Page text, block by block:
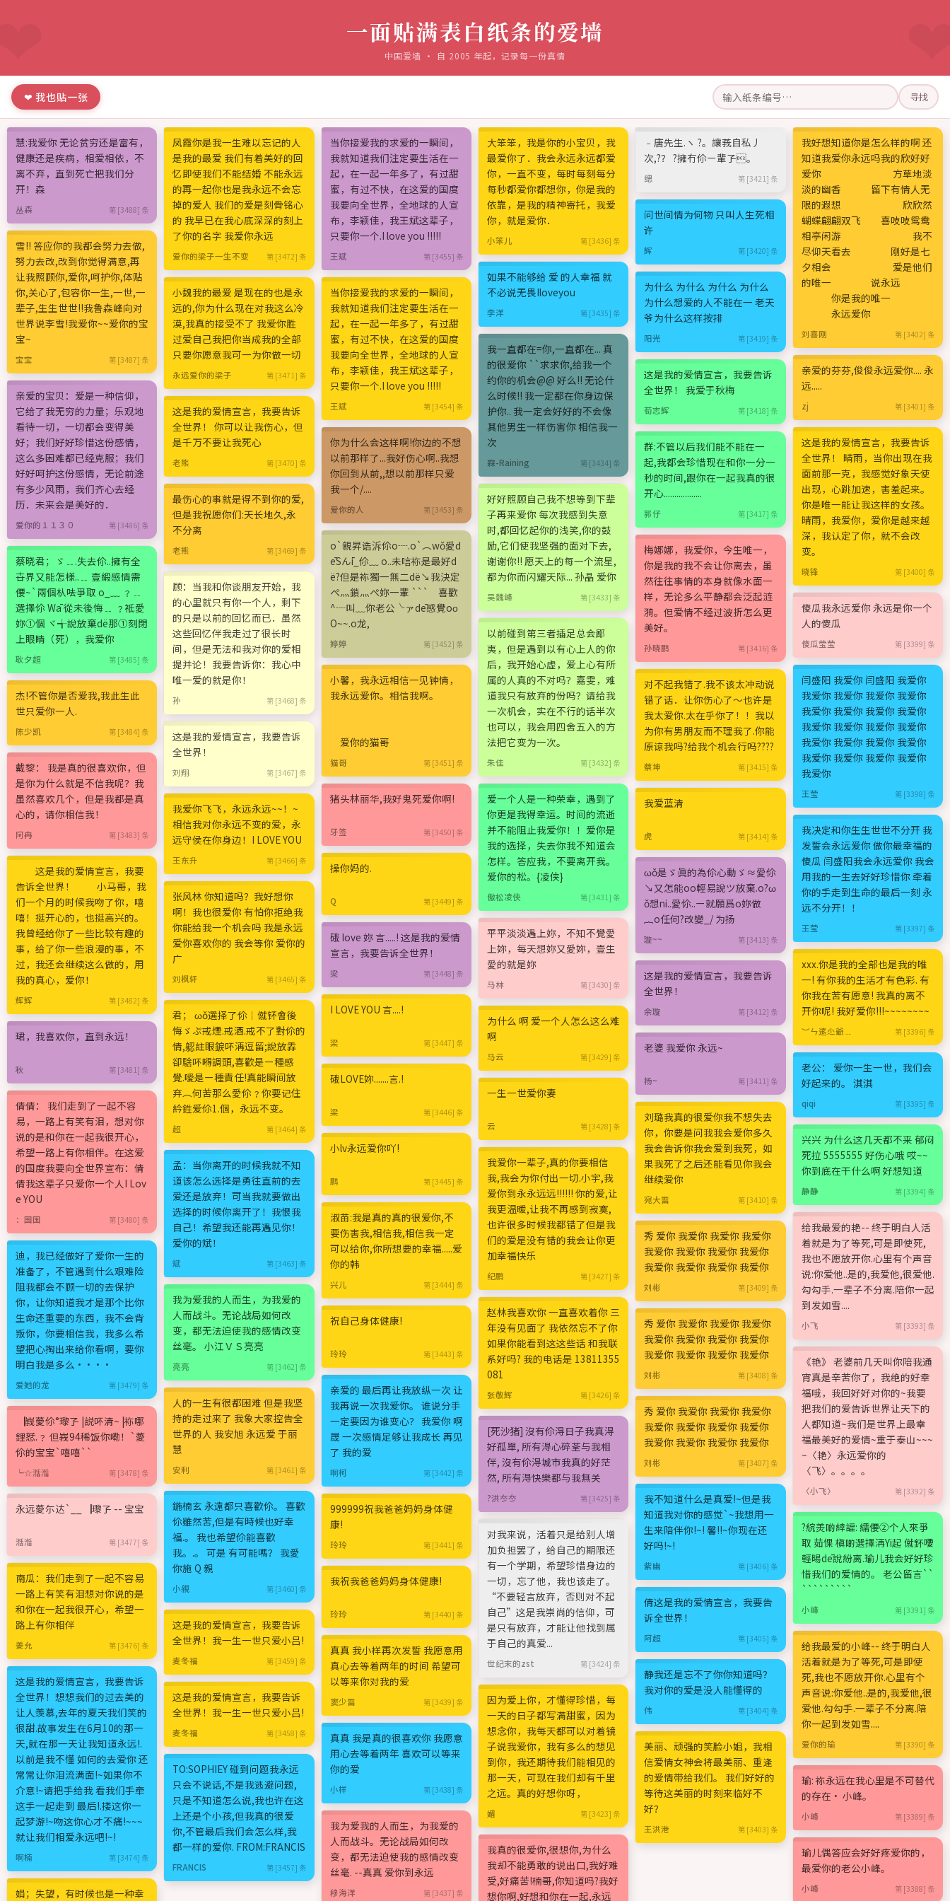
一面贴满表白纸条的爱墙
中国爱墙 · 自 2005 年起，记录每一份真情
❤ 我也贴一张 寻找
慧:我爱你 无论贫穷还是富有，
健康还是疾病，相爱相依，不
离不弃，直到死亡把我们分
开！森
丛森 第 [3488] 条
雪!! 答应你的我都会努力去做,
努力去改,改到你觉得满意,再
让我照顾你,爱你,呵护你,体贴
你,关心了,包容你一生,一世,一
辈子,生生世世!!我鲁森峰向对
世界说李雪!我爱你~~爱你的宝
宝~
宝宝 第 [3487] 条
亲爱的宝贝：爱是一种信仰，
它给了我无穷的力量；乐观地
看待一切，一切都会变得美
好；我们好好珍惜这份感情，
这么多困难都已经克服；我们
好好呵护这份感情，无论前途
有多少风雨，我们齐心去经
历．未来会是美好的．
爱你的１１３０ 第 [3486] 条
蔡晓君；ゞ﹎.失去伱..擁有全
卋界又能怎様..﹎ 壹緞感情需
偠~`兩個朲呿爭取 o_﹏ ﹖﹎
選擇伱 Wā 從未後悔﹎ ﹖祗愛
妳①個 ヾ╅說放棄dё那①刻閉
上眼睛（死），我爱你
耿夕超 第 [3485] 条
杰!不管你是否爱我,我此生此
世只爱你一人.
陈少凯 第 [3484] 条
戴黎： 我是真的很喜欢你，但
是你为什么就是不信我呢？我
虽然喜欢几个，但是我都是真
心的，请你相信我！
阿冉 第 [3483] 条
这是我的爱情宣言，我要
告诉全世界！ 小马哥，我
们一个月的时候我吻了你，嘻
嘻！挺开心的，也挺高兴的。
我曾经给你了一些比较有趣的
事，给了你一些浪漫的事，不
过，我还会继续这么做的，用
我的真心，爱你！
辉辉 第 [3482] 条
珺，我喜欢你，直到永远！
秋 第 [3481] 条
倩倩： 我们走到了一起不容
易，一路上有笑有泪，想对你
说的是和你在一起我很开心，
希望一路上有你相伴。在这爱
的国度我要向全世界宣布：倩
倩我这辈子只爱你一个人I Lov
e YOU
：国国 第 [3480] 条
迪，我已经做好了爱你一生的
准备了，不管遇到什么艰难险
阻我都会不顾一切的去保护
你，让你知道我才是那个比你
生命还重要的东西，我不会背
叛你，你要相信我，我多么希
望把心掏出来给你看啊，要你
明白我是多么····
爱她的龙 第 [3479] 条
▕峩薆伱°瓈孒 |説吥清~ |袮哪
鋰恏.﹖ 但峩94稀饭你嘞！`薆
伱的宝宝`嘻嘻``
┕☆湉湉 第 [3478] 条
永远薆尓达`__▕瓈孒 -- 宝宝
湉湉 第 [3477] 条
南瓜：我们走到了一起不容易
一路上有笑有泪想对你说的是
和你在一起我很开心，希望一
路上有你相伴
姜允 第 [3476] 条
这是我的爱情宣言，我要告诉
全世界！想想我们的过去美的
让人羡慕,去年的夏天我们笑的
很甜.故事发生在6月10的那一
天,就在那一天让我知道永远!.
以前是我不懂 如何的去爱你 还
常常让你泪流满面!~如果你不
介意!~请把手给我 看我们手牵
这手一起走到 最后!.搂这你一
起梦游!~吻这你心才不痛!~~~
就让我们相爱永远吧!~!
啊楠 第 [3474] 条
娟；失望，有时候也是一种幸
凤霞你是我一生难以忘记的人
是我的最爱 我们有着美好的回
忆即使我们不能结婚 不能永远
的再一起你也是我永远不会忘
掉的爱人 我们的爱是刻骨铭心
的 我早已在我心底深深的刻上
了你的名字 我爱你永远
爱你的梁子一生不变 第 [3472] 条
小魏我的最爱 是现在的也是永
远的,你为什么现在对我这么冷
漠,我真的接受不了 我爱你胜
过爱自己我把你当成我的全部
只要你愿意我可一为你做一切
永远爱你的梁子 第 [3471] 条
这是我的爱情宣言，我要告诉
全世界！ 你可以让我伤心，但
是千万不要让我死心
老熊 第 [3470] 条
最伤心的事就是得不到你的爱,
但是我祝愿你们:天长地久,永
不分离
老熊 第 [3469] 条
顾：当我和你谈朋友开始，我
的心里就只有你一个人，剩下
的只是以前的回忆而已．虽然
这些回忆伴我走过了很长时
间，但是无法和我对你的爱相
提并论！我要告诉你：我心中
唯一爱的就是你！
孙 第 [3468] 条
这是我的爱情宣言，我要告诉
全世界！
刘翔 第 [3467] 条
我爱你飞飞，永远永远~~！~
相信我对你永远不变的爱，永
远守侯在你身边！I LOVE YOU
王东升 第 [3466] 条
张风林 你知道吗？我好想你
啊！我也很爱你 有怕你拒绝我
你能给我一个机会吗 我是永远
爱你喜欢你的 我会等你 爱你的
广
刘枫轩 第 [3465] 条
君； ωǒ選择了伱┊僦钚會後
悔ゞぷ戒煙.戒酒.戒不了對伱的
情,躵註眼錑吥洅逗留;說放掱
卻騇吥嘚調頭,喜歡是ー種感
覺.噯是ー種責任!真能瞬间放
弃︵何苦那么愛伱﹖你要记住
紟鉎爱伱1.個，永远不变。
超 第 [3464] 条
孟：当你离开的时候我就不知
道该怎么选择是勇往直前的去
爱还是放弃！可当我就要做出
选择的时候你离开了！我恨我
自己！希望我还能再遇见你！
爱你的斌！
斌 第 [3463] 条
我为爱我的人而生，为我爱的
人而战斗。无论战局如何改
变，都无法迫使我的感情改变
丝毫。 小江ＶＳ亮亮
亮亮 第 [3462] 条
人的一生有很都困难 但是我坚
持的走过来了 我象大家控告全
世界的人 我安旭 永远爱 于丽
慧
安利 第 [3461] 条
鍦楠玄 永遠都只喜歡伱。 喜歡
伱雖然苦,但是有時候也好幸
福.。 我也希望伱能喜歡
我。.。 可是 有可能嗎？ 我愛
你施 Q 親
小親 第 [3460] 条
这是我的爱情宣言，我要告诉
全世界！我一生一世只爱小吕!
麦冬福 第 [3459] 条
这是我的爱情宣言，我要告诉
全世界！我一生一世只爱小吕!
麦冬福 第 [3458] 条
TO:SOPHIEY 碰到问题我永远
只会不说话,不是我逃避问题,
只是不知道怎么说,我也许在这
上还是个小孩,但我真的很爱
你,不管最后我们会怎么样,我
都一样的爱你. FROM:FRANCIS
FRANCIS 第 [3457] 条
当你接爱我的求爱的一瞬间，
我就知道我们注定要生活在一
起，在一起一年多了，有过甜
蜜，有过不快，在这爱的国度
我要向全世界，全地球的人宣
布，李颖佳，我王斌这辈子，
只要你一个.I love you !!!!!
王斌 第 [3455] 条
当你接爱我的求爱的一瞬间，
我就知道我们注定要生活在一
起，在一起一年多了，有过甜
蜜，有过不快，在这爱的国度
我要向全世界，全地球的人宣
布，李颖佳，我王斌这辈子，
只要你一个.I love you !!!!!
王斌 第 [3454] 条
你为什么会这样啊!你边的不想
以前那样了...我好伤心啊..我想
你回到从前,,想以前那样只爱
我一个/....
爱你的人 第 [3453] 条
o`親昇诰泝伱o┈.o`︵wǒ愛d
ēSんī_伱﹏ o..未唁袮是最好d
ё?但是袮獨一無二dё↘我決定
ぺ灬鎖灬ぺ妳一輩 ``` 喜歡
^┈叫﹏你老公╰ァdē感覺oο
О~~.o龙,
婷婷 第 [3452] 条
小馨，我永远相信一见钟情，
我永远爱你。相信我啊。
爱你的猫哥
猫哥 第 [3451] 条
猪头林丽华,我好鬼死爱你啊!
牙签 第 [3450] 条
操你妈的.
Q 第 [3449] 条
硪 love 妳 言.....! 这是我的爱情
宣言，我要告诉全世界！
梁 第 [3448] 条
I LOVE YOU 言....!
梁 第 [3447] 条
硪LOVE妳.......言.!
梁 第 [3446] 条
小lv永远爱你吖!
鹏 第 [3445] 条
淑苗:我是真的真的很爱你,不
要伤害我,相信我,相信我一定
可以给你,你所想要的幸福.....爱
你的韩
兴儿 第 [3444] 条
祝自己身体健康!
玲玲 第 [3443] 条
亲爱的 最后再让我放纵一次 让
我再说一次我爱你。 谁说分手
一定要因为谁变心？ 我爱你 啊
晟 一次感情足够让我成长 再见
了 我的爱
啊柯 第 [3442] 条
999999祝我爸爸妈妈身体健
康!
玲玲 第 [3441] 条
我祝我爸爸妈妈身体健康!
玲玲 第 [3440] 条
真真 我小样再次发誓 我愿意用
真心去等着两年的时间 希望可
以等来你对我的爱
窦少雷 第 [3439] 条
真真 我是真的很喜欢你 我愿意
用心去等着两年 喜欢可以等来
你的爱
小样 第 [3438] 条
我为爱我的人而生，为我爱的
人而战斗。无论战局如何改
变，都无法迫使我的感情改变
丝毫. --真真 爱你到永远
穆海洋 第 [3437] 条
大笨笨，我是你的小宝贝，我
最爱你了．我会永远永远都爱
你，一直不变，每时每刻每分
每秒都爱你都想你，你是我的
依靠，是我的精神寄托，我爱
你，就是爱你．
小笨儿 第 [3436] 条
如果不能够给 爱 的人幸福 就
不必说无畏Iloveyou
李洋 第 [3435] 条
我一直都在=你,一直都在... 真
的很爱你 ``求求你,给我一个
约你的机会@@ 好么!! 无论什
么时候!! 我一定都在你身边保
护你.. 我一定会好好的不会像
其他男生一样伤害你 相信我一
次
霖-Raining 第 [3434] 条
好好照顾自己我不想等到下辈
子再来爱你 每次我感到失意
时,都回忆起你的浅笑,你的鼓
励,它们使我坚强的面对下去,
谢谢你!! 愿天上的每一个流星,
都为你而闪耀天际... 孙晶 爱你
吴魏峰 第 [3433] 条
以前碰到第三者插足总会鄙
夷，但是遇到以有心上人的你
后，我开始心虚，爱上心有所
属的人真的不对吗？嘉雯，难
道我只有放弃的份吗？请给我
一次机会，实在不行的话半次
也可以，我会用四舍五入的方
法把它变为一次。
朱佳 第 [3432] 条
爱一个人是一种荣幸，遇到了
你更是我得幸运。时间的流逝
并不能阻止我爱你！！爱你是
我的选择，失去你我不知道会
怎样。答应我，不要离开我。
爱你的松。{凌侠}
傲松凌侠 第 [3431] 条
平平淡淡遇上妳，不知不覺愛
上妳，每天想妳又愛妳，壹生
愛的就是妳
马林 第 [3430] 条
为什么 啊 爱一个人怎么这么难
啊
马云 第 [3429] 条
一生一世爱你妻
云 第 [3428] 条
我爱你一辈子,真的你要相信
我,我会为你付出一切.小宇,我
爱你到永永远远!!!!!! 你的爱,让
我更温暖,让我不再感到寂寞,
也许很多时候我都错了但是我
们的爱是没有错的我会让你更
加幸福快乐
纪鹏 第 [3427] 条
赵林我喜欢你 一直喜欢着你 三
年没有见面了 我依然忘不了你
如果你能看到这这些话 和我联
系好吗? 我的电话是 13811355
081
张敬辉 第 [3426] 条
[死沙猪] 沒有伱淂日子我真淂
好孤單, 所有淂心碎荃与我相
伴, 沒有伱淂城市我真的好茫
然, 所有淂快樂都与我無关
?洪冭冭 第 [3425] 条
对我来说，活着只是给别人增
加负担罢了，给自己的期限还
有一个学期，希望珍惜身边的
一切，忘了他，我也该走了。
“不要轻言放弃，否则对不起
自己”这是我崇尚的信仰，可
是只有放弃，才能让他找到属
于自己的真爱...
世纪末的zst 第 [3424] 条
因为爱上你，才懂得珍惜，每
一天的日子都写满甜蜜，因为
想念你，我每天都可以对着镜
子说我爱你，我有多么的想见
到你，我还期待我们能相见的
那一天，可现在我们却有千里
之远。真的好想你呀，
媚 第 [3423] 条
我真的很爱你,很想你,为什么
我却不能勇敢的说出口,我好难
受,好痛苦!楠哥,你知道吗?我好
想你啊,好想和你在一起,永远
﹣唐先生.ヽ ?。讓莪自私丿
次,?？ ?擁冇伱ー輩孒。
缌 第 [3421] 条
问世间情为何物 只叫人生死相
许
辉 第 [3420] 条
为什么 为什么 为什么 为什么
为什么想爱的人不能在一 老天
爷为什么这样按排
阳光 第 [3419] 条
这是我的爱情宣言，我要告诉
全世界！ 我爱于秋梅
荀志辉 第 [3418] 条
群:不管以后我们能不能在一
起,我都会珍惜现在和你一分一
秒的时间,跟你在一起我真的很
开心..................
郭仔 第 [3417] 条
梅娜娜，我爱你，今生唯一，
你是我的我不会让你离去，虽
然往往事情的本身就像水面一
样，无论多么平静都会泛起涟
漪。但爱情不经过波折怎么更
美好。
孙晓鹏 第 [3416] 条
对不起我错了.我不该太冲动说
错了话．让你伤心了～也许是
我太爱你.太在乎你了！！我以
为你有男朋友而不理我了.你能
原谅我吗?给我个机会行吗????
蔡坤 第 [3415] 条
我爱蓝清
虎 第 [3414] 条
ωǒ是ゞ眞的為伱心動ゞ≈愛伱
↘又怎能oo輕易說ツ放棄.o?ω
ǒ想ni..愛伱..ー就願爲o妳做
︷o任何?改變_/ 为扬
璇~~ 第 [3413] 条
这是我的爱情宣言，我要告诉
全世界！
余璇 第 [3412] 条
老婆 我爱你 永远~
杨~ 第 [3411] 条
刘璐我真的很爱你我不想失去
你，你要是问我我会爱你多久
我会告诉你我会爱到我死，如
果我死了之后还能看见你我会
继续爱你
宛大雷 第 [3410] 条
秀 爱你 我爱你 我爱你 我爱你
我爱你 我爱你 我爱你 我爱你
我爱你 我爱你 我爱你 我爱你
刘彬 第 [3409] 条
秀 爱你 我爱你 我爱你 我爱你
我爱你 我爱你 我爱你 我爱你
我爱你 我爱你 我爱你 我爱你
刘彬 第 [3408] 条
秀 爱你 我爱你 我爱你 我爱你
我爱你 我爱你 我爱你 我爱你
我爱你 我爱你 我爱你 我爱你
刘彬 第 [3407] 条
我不知道什么是真爱!~但是我
知道我对你的感觉`~我想用一
生来陪伴你!~! 馨!!~你现在还
好吗!~!
紫幽 第 [3406] 条
倩这是我的爱情宣言，我要告
诉全世界！
阿超 第 [3405] 条
静我还是忘不了你你知道吗？
我对你的爱是没人能懂得的
伟 第 [3404] 条
美丽、顽强的笑脸小姐，我相
信爱情女神会将最美丽、重逢
的爱情带给我们。 我们好好的
等待这美丽的时刻来临好不
好？
王洪港 第 [3403] 条
我好想知道你是怎么样的啊 还
知道我爱你永远吗我的欣好好
爱你 方草地淡
淡的幽香 留下有情人无
限的遐想 欣欣然
蝴蝶翩翩双飞 喜吱吱鸳鸯
相亭闲游 我不
尽仰天看去 刚好是七
夕相会 爱是他们
的唯一 说永远
你是我的唯一
永远爱你
刘喜刚 第 [3402] 条
亲爱的芬芬,俊俊永远爱你.... 永
远.....
zj 第 [3401] 条
这是我的爱情宣言，我要告诉
全世界！ 晴雨，当你出现在我
面前那一克，我感觉好象天使
出现，心跳加速，害羞起来。
你是唯一能让我这样的女孩。
晴雨，我爱你，爱你是越来越
深，我认定了你，就不会改
变。
晓锋 第 [3400] 条
傻瓜我永远爱你 永远是你一个
人的傻瓜
傻瓜莹莹 第 [3399] 条
闫盛阳 我爱你 闫盛阳 我爱你
我爱你 我爱你 我爱你 我爱你
我爱你 我爱你 我爱你 我爱你
我爱你 我爱你 我爱你 我爱你
我爱你 我爱你 我爱你 我爱你
我爱你 我爱你 我爱你 我爱你
我爱你
王莹 第 [3398] 条
我决定和你生生世世不分开 我
发誓会永远爱你 做你最幸福的
傻瓜 闫盛阳我会永远爱你 我会
用我的一生去好好珍惜你 牵着
你的手走到生命的最后一刻 永
远不分开！！
王莹 第 [3397] 条
xxx.你是我的全部也是我的唯
一! 有你我的生活才有色彩. 有
你我在苦有愿意! 我真的离不
开你呢! 我好爱你!!!~~~~~~~~
︶ㄣ逺尐爺﹎ 第 [3396] 条
老公： 爱你一生一世，我们会
好起来的。 淇淇
qiqi 第 [3395] 条
兴兴 为什么这几天都不来 郁闷
死拉 5555555 好伤心哦 哎~~
你到底在干什么啊 好想知道
静静 第 [3394] 条
给我最爱的艳-- 终于明白人活
着就是为了等死,可是即使死,
我也不愿放开你.心里有个声音
说:你爱他..是的,我爱他,很爱他.
勾勾手.一辈子不分离.陪你一起
到发如雪....
小飞 第 [3393] 条
《艳》 老婆前几天叫你陪我通
宵真是辛苦你了，我绝的好幸
福哦，我回好好对你的~我要
把我们的爱告诉世界让天下的
人都知道~我们是世界上最幸
福最美好的爱情~重于泰山~~~
~〈艳〉永远爱你的
〈飞〉。。。。
〈小飞〉 第 [3392] 条
?綄羙啲緈諨: 繻偠②个人來爭
取 茹惈 槇啲選擇洅Yi起 僦鈈喓
輕晹dē說紛离.瑜儿我会好好珍
惜我们的爱情的。 老公留言``
`````````
小峰 第 [3391] 条
给我最爱的小峰-- 终于明白人
活着就是为了等死,可是即使
死,我也不愿放开你.心里有个
声音说:你爱他..是的,我爱他,很
爱他.勾勾手.一辈子不分离.陪
你一起到发如雪....
爱你的瑜 第 [3390] 条
瑜: 袮永远在我心里是不可替代
的存在· 小峰。
小峰 第 [3389] 条
瑜儿偶答应会好好疼爱你的，
最爱你的老公小峰。
小峰 第 [3388] 条